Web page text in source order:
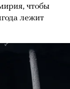
чтобы
лежит